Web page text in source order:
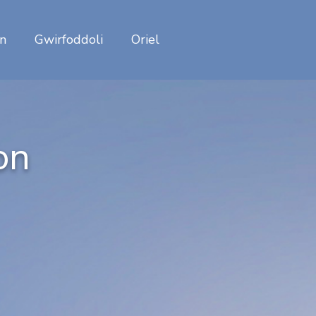
Gwirfoddoli Oriel